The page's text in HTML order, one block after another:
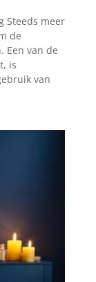
Steeds meer
de
Een van de
is
van